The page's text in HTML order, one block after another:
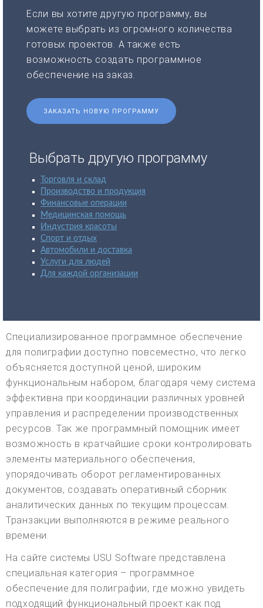
Если вы хотите другую программу, вы
можете выбрать из огромного количества
готовых проектов. А также есть
возможность создать программное
обеспечение на заказ.
ЗАКАЗАТЬ НОВУЮ ПРОГРАММУ
Выбрать другую программу
Торговля и склад
Производство и продукция
Финансовые операции
Медицинская помощь
Индустрия красоты
Спорт и отдых
Автомобили и доставка
Услуги для людей
Для каждой организации
Специализированное программное обеспечение
для полиграфии доступно повсеместно, что легко
объясняется доступной ценой, широким
функциональным набором, благодаря чему система
эффективна при координации различных уровней
управления и распределении производственных
ресурсов. Так же программный помощник имеет
возможность в кратчайшие сроки контролировать
элементы материального обеспечения,
упорядочивать оборот регламентированных
документов, создавать оперативный сборник
аналитических данных по текущим процессам.
Транзакции выполняются в режиме реального
времени.
На сайте системы USU Software представлена
специальная категория – программное
обеспечение для полиграфии, где можно увидеть
подходящий функциональный проект как под